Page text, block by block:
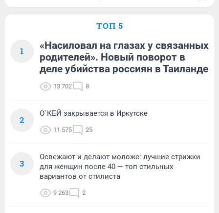
ТОП 5
1
«Насиловал на глазах у связанных
родителей». Новый поворот в
деле убийства россиян в Таиланде
13 702 8
2
О`КЕЙ закрывается в Иркутске
11 575 25
3
Освежают и делают моложе: лучшие стрижки
для женщин после 40 — топ стильных
вариантов от стилиста
9 263 2